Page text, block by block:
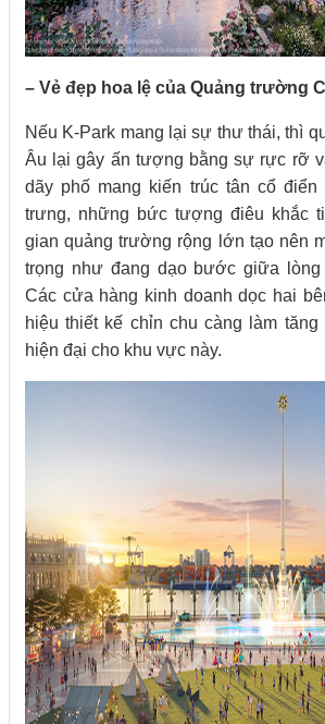
– Vẻ đẹp hoa lệ của Quảng trường
Nếu K-Park mang lại sự thư thái, thì
Âu lại gây ấn tượng bằng sự rực rỡ
dãy phố mang kiến trúc tân cổ
trưng, những bức tượng điêu khắc
gian quảng trường rộng lớn tạo nên
trọng như đang dạo bước giữa lòng
Các cửa hàng kinh doanh dọc hai
hiệu thiết kế chỉn chu càng làm tăng
hiện đại cho khu vực này.